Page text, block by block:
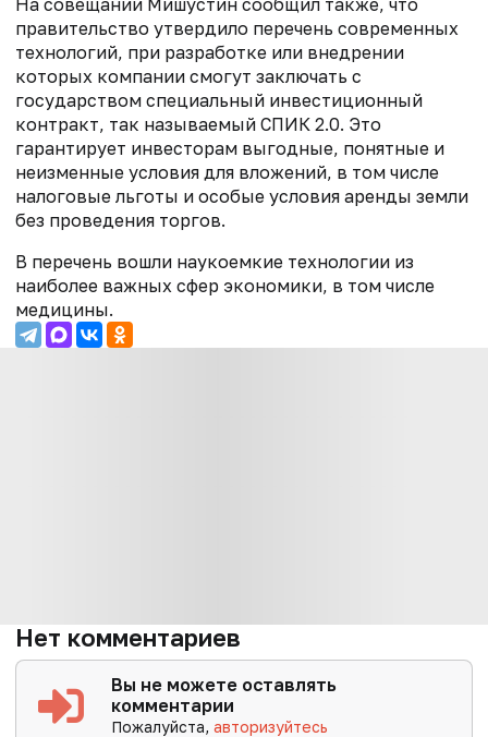
правительство утвердило перечень современных
технологий, при разработке или внедрении
которых компании смогут заключать с
государством специальный инвестиционный
контракт, так называемый СПИК 2.0. Это
гарантирует инвесторам выгодные, понятные и
неизменные условия для вложений, в том числе
налоговые льготы и особые условия аренды земли
без проведения торгов.
В перечень вошли наукоемкие технологии из
наиболее важных сфер экономики, в том числе
медицины.
Нет комментариев
Вы не можете оставлять
комментарии
Пожалуйста,авторизуйтесь